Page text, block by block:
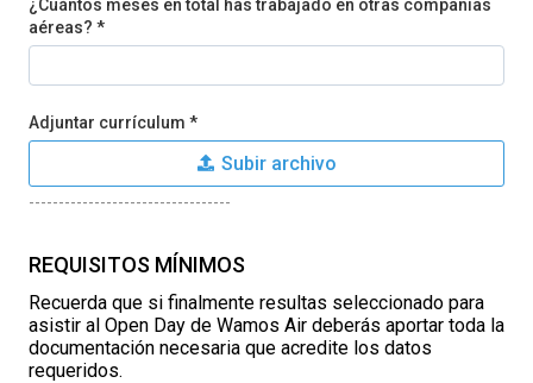
¿Cuántos meses en total has trabajado en otras compañías
aéreas? *
Adjuntar currículum *
Subir archivo
----------------------------------
REQUISITOS MÍNIMOS
Recuerda que si finalmente resultas seleccionado para
asistir al Open Day de Wamos Air deberás aportar toda la
documentación necesaria que acredite los datos
requeridos.